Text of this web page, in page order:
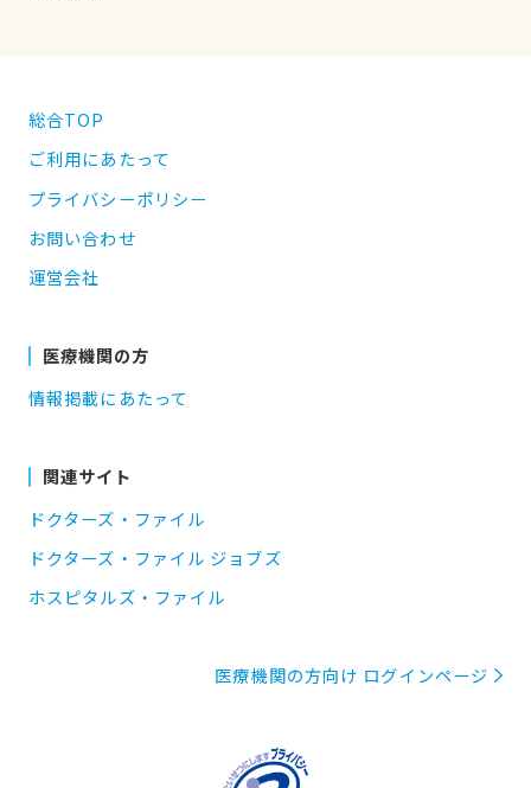
総合TOP
ご利用にあたって
プライバシーポリシー
お問い合わせ
運営会社
医療機関の方
情報掲載にあたって
関連サイト
ドクターズ・ファイル
ドクターズ・ファイル ジョブズ
ホスピタルズ・ファイル
医療機関の方向け ログインページ